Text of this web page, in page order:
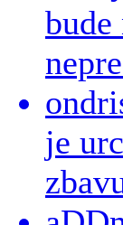
bude
je